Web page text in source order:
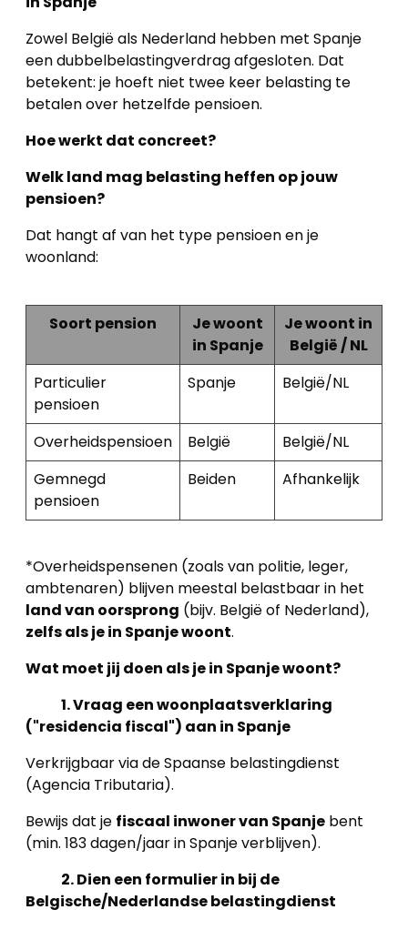
Zowel België als Nederland hebben met Spanje
een dubbelbelastingverdrag afgesloten. Dat
betekent: je hoeft niet twee keer belasting te
betalen over hetzelfde pensioen.
Hoe werkt dat concreet?
Welk land mag belasting heffen op jouw
pensioen?
Dat hangt af van het type pensioen en je
woonland:
Soort pension
Je woont
in Spanje
Je woont in
België / NL
Particulier
pensioen
Spanje België/NL
Overheidspensioen België
België/NL
Gemnegd
pensioen
Beiden Afhankelijk
*Overheidspensenen (zoals van politie, leger,
ambtenaren) blijven meestal belastbaar in het
land van oorsprong (bijv. België of Nederland),
zelfs als je in Spanje woont.
Wat moet jij doen als je in Spanje woont?
1. Vraag een woonplaatsverklaring
("residencia fiscal") aan in Spanje
Verkrijgbaar via de Spaanse belastingdienst
(Agencia Tributaria).
Bewijs dat je fiscaal inwoner van Spanje bent
(min. 183 dagen/jaar in Spanje verblijven).
2. Dien een formulier in bij de
Belgische/Nederlandse belastingdienst